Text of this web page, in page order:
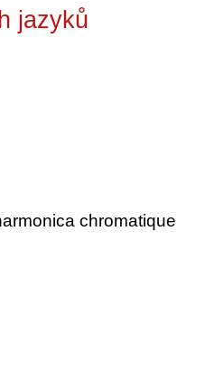
jazyků
chromatique